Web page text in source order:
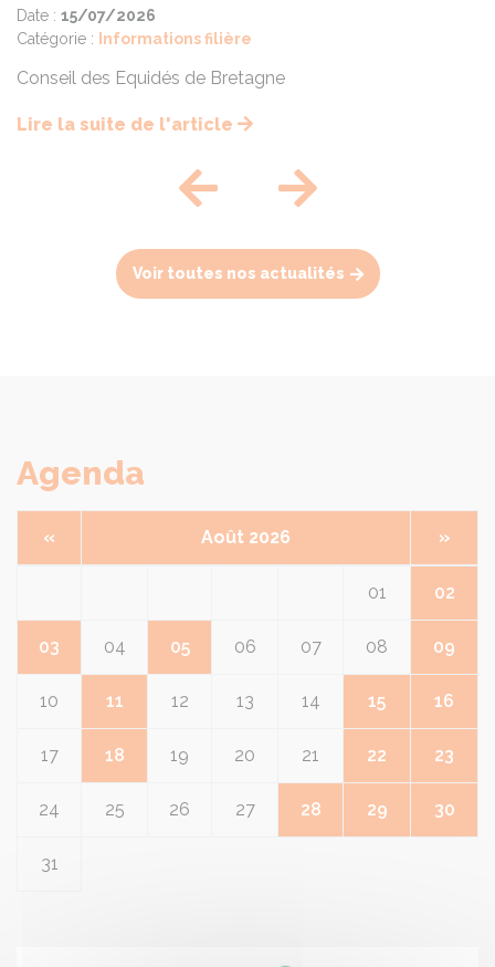
Previous Next
Voir toutes nos actualités
Agenda
« Août 2026 »
01 02
03 04 05 06 07 08 09
10 11 12 13 14 15 16
17 18 19 20 21 22 23
24 25 26 27 28 29 30
31